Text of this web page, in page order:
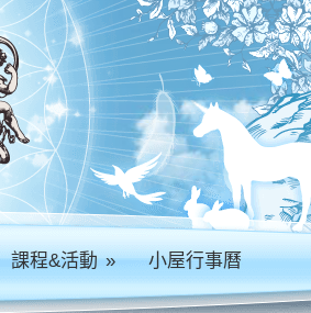
課程&活動» 小屋行事曆